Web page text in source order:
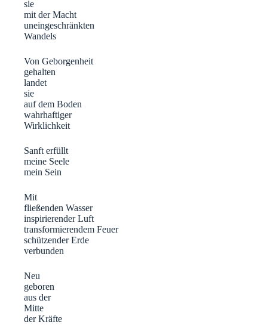
sie
mit der Macht
uneingeschränkten
Wandels
Von Geborgenheit
gehalten
landet
sie
auf dem Boden
wahrhaftiger
Wirklichkeit
Sanft erfüllt
meine Seele
mein Sein
Mit
fließenden Wasser
inspirierender Luft
transformierendem Feuer
schützender Erde
verbunden
Neu
geboren
aus der
Mitte
der Kräfte